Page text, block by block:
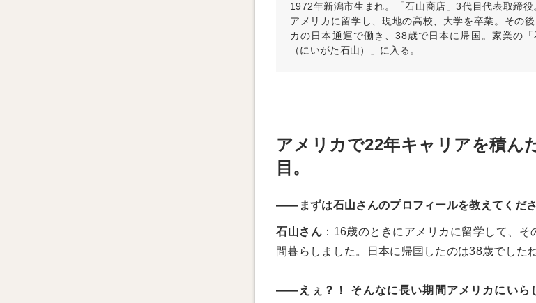
1972年新潟市生まれ。「石山商店」3代目代表取締
アメリカに留学し、現地の高校、大学を卒業。その後
カの日本通運で働き、38歳で日本に帰国。家業の
（にいがた石山）」に入る。
アメリカで22年キャリアを積ん
目。
——まずは石山さんのプロフィールを教えてくださ
石山さん ：16歳のときにアメリカに留学して、そ
間暮らしました。日本に帰国したのは38歳でしたね
——えぇ？！ そんなに長い期間アメリカにいら